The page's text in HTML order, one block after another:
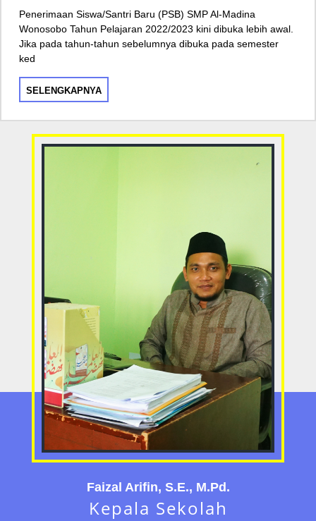
Penerimaan Siswa/Santri Baru (PSB) SMP Al-Madina
Wonosobo Tahun Pelajaran 2022/2023 kini dibuka lebih awal.
Jika pada tahun-tahun sebelumnya dibuka pada semester
ked
SELENGKAPNYA
Faizal Arifin, S.E., M.Pd.
Kepala Sekolah